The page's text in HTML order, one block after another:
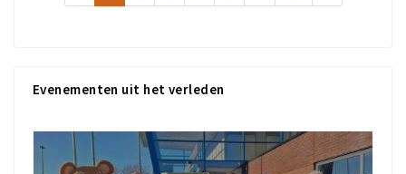
Evenementen uit het verleden